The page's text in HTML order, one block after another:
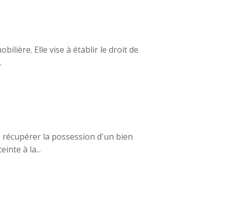
Elle vise à établir le droit de
la possession d'un bien
à la...